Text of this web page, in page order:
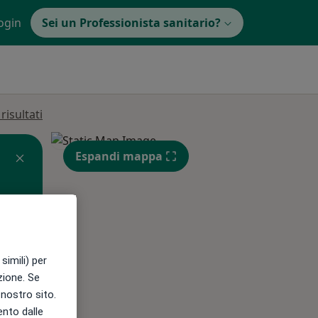
Sei un Professionista sanitario?
11 Ago
Espandi mappa
per
Se
sito.
dalle